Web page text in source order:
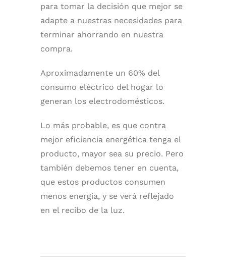
para tomar la decisión que mejor se
adapte a nuestras necesidades para
terminar ahorrando en nuestra
compra.
Aproximadamente un 60% del
consumo eléctrico del hogar lo
generan los electrodomésticos.
Lo más probable, es que contra
mejor eficiencia energética tenga el
producto, mayor sea su precio. Pero
también debemos tener en cuenta,
que estos productos consumen
menos energía, y se verá reflejado
en el recibo de la luz.